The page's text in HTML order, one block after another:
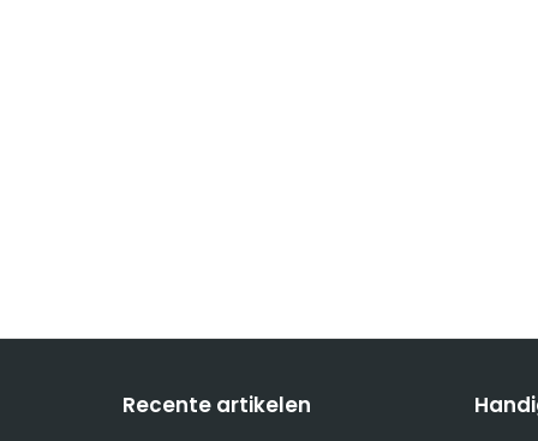
Recente artikelen